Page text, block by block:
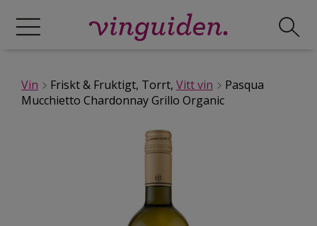
Vin Friskt & Fruktigt, Torrt, Vitt vin
Pasqua
Mucchietto Chardonnay Grillo Organic